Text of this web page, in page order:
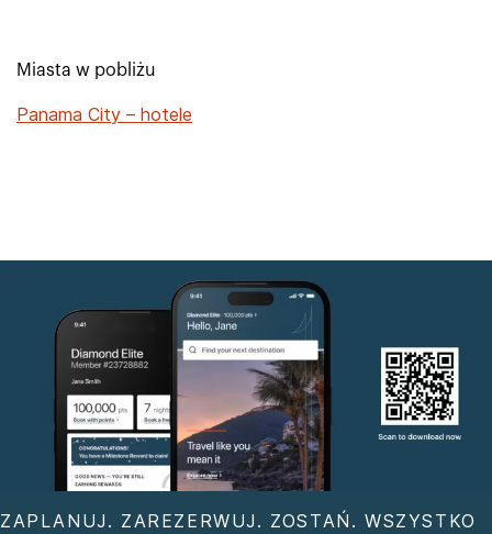
Miasta w pobliżu
Panama City – hotele
ZAPLANUJ. ZAREZERWUJ. ZOSTAŃ. WSZYSTKO